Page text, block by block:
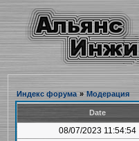
Индекс форума » Модерация
Date
08/07/2023 11:54:54